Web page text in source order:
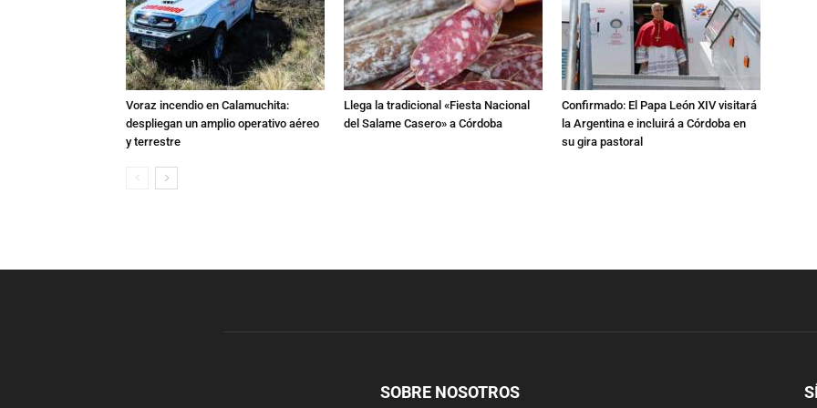
Voraz incendio en Calamuchita:
despliegan un amplio operativo aéreo
y terrestre
Llega la tradicional «Fiesta Nacional
del Salame Casero» a Córdoba
Confirmado: El Papa León XIV visitará
la Argentina e incluirá a Córdoba en
su gira pastoral
SOBRE NOSOTROS